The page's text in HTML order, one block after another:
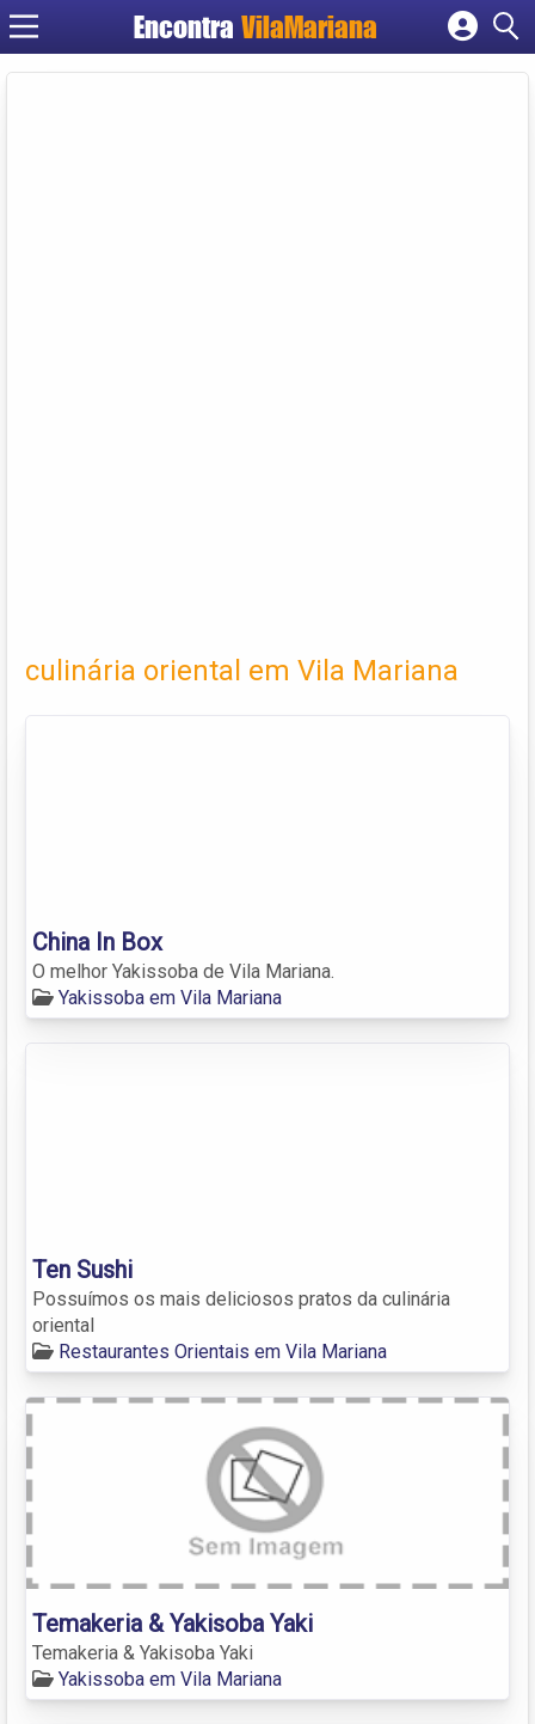
EncontraVilaMariana
Cadastrar empresa
culinária oriental em Vila Mariana
China In Box
O melhor Yakissoba de Vila Mariana.
Yakissoba em Vila Mariana
Ten Sushi
Possuímos os mais deliciosos pratos da culinária
oriental
Restaurantes Orientais em Vila Mariana
Temakeria & Yakisoba Yaki
Temakeria & Yakisoba Yaki
Yakissoba em Vila Mariana